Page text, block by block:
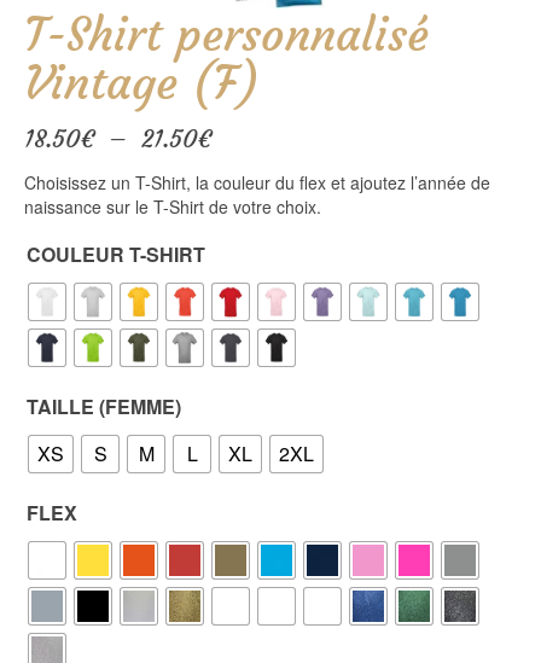
T-Shirt personnalisé
Vintage (F)
18.50€ – 21.50€Plage
prix :
18.50€
Choisissez un T-Shirt, la couleur du flex et ajoutez l’année de
naissance sur le T-Shirt de votre choix.
COULEUR T-SHIRT
TAILLE (FEMME)
XS
S M L XL 2XL
FLEX